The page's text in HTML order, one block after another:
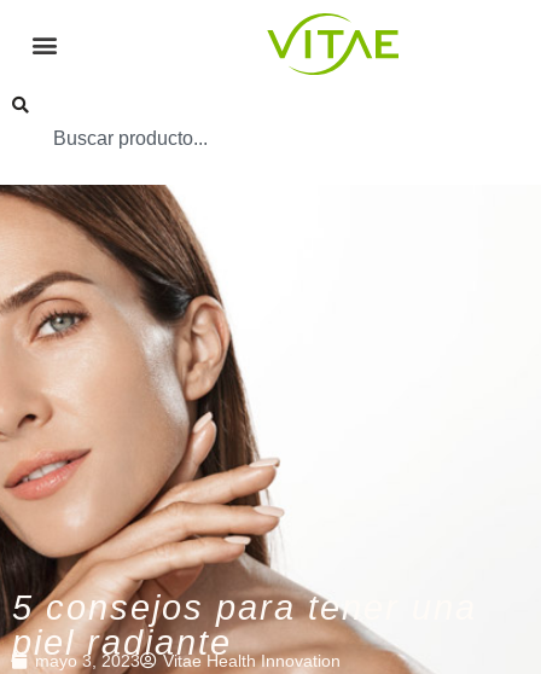
5 consejos para tener una
piel radiante
mayo 3, 2023
Vitae Health Innovation